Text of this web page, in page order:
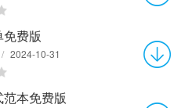
费版
/ 2024-10-31
本免费版